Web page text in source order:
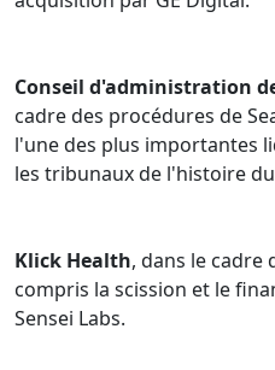
Conseil d'administration
cadre des procédures de
l'une des plus importantes
les tribunaux de l'histoire
Klick Health, dans le cadre
compris la scission et le
Sensei Labs.